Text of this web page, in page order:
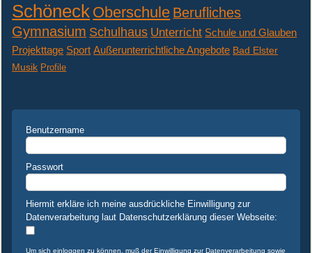
Schöneck Oberschule Berufliches
Gymnasium Schulhaus Unterricht Schule und Glauben
Projekttage Sport Außerunterrichtliche Angebote Bad Elster
Musik Profile
Benutzername
Passwort
Hiermit erkläre ich meine ausdrückliche Einwilligung zur
Datenverarbeitung laut Datenschutzerklärung dieser Webseite:
Um sich einloggen zu können, muß der Einwilligung zur Datenverarbeitung sowie